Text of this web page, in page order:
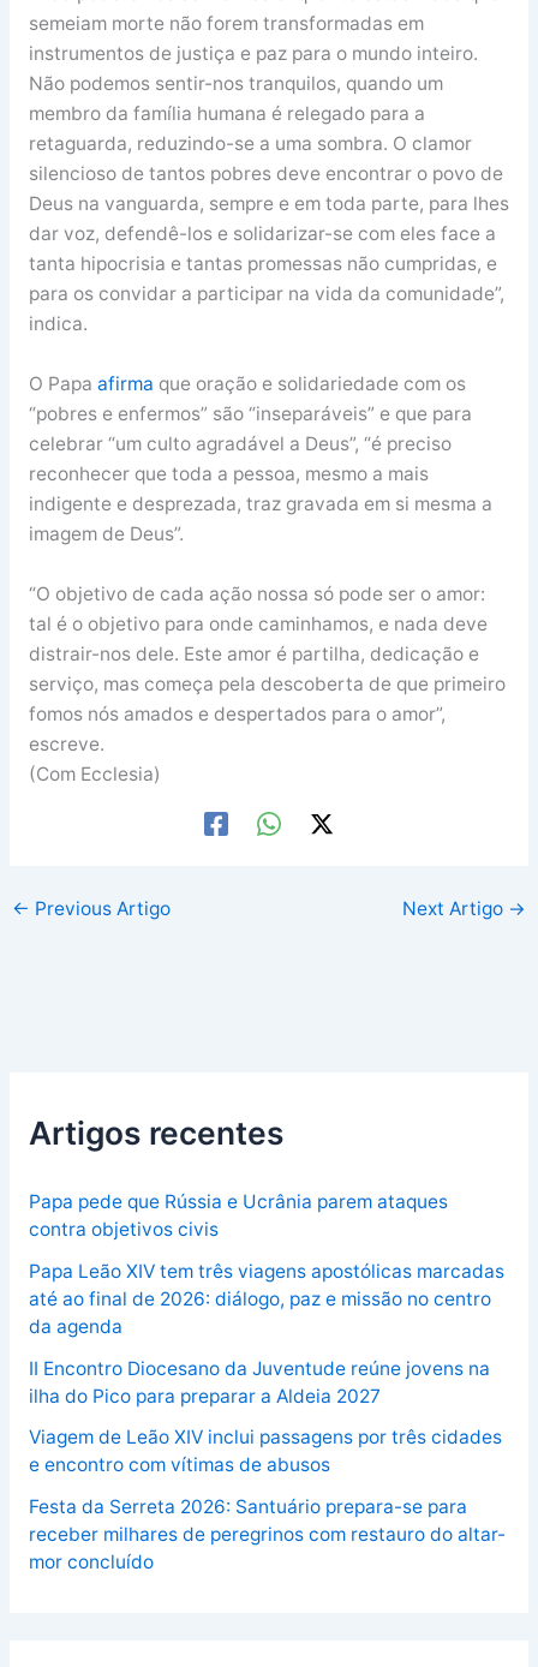
semeiam morte não forem transformadas em
instrumentos de justiça e paz para o mundo inteiro.
Não podemos sentir-nos tranquilos, quando um
membro da família humana é relegado para a
retaguarda, reduzindo-se a uma sombra. O clamor
silencioso de tantos pobres deve encontrar o povo de
Deus na vanguarda, sempre e em toda parte, para lhes
dar voz, defendê-los e solidarizar-se com eles face a
tanta hipocrisia e tantas promessas não cumpridas, e
para os convidar a participar na vida da comunidade”,
indica.
O Papa afirma que oração e solidariedade com os
“pobres e enfermos” são “inseparáveis” e que para
celebrar “um culto agradável a Deus”, “é preciso
reconhecer que toda a pessoa, mesmo a mais
indigente e desprezada, traz gravada em si mesma a
imagem de Deus”.
“O objetivo de cada ação nossa só pode ser o amor:
tal é o objetivo para onde caminhamos, e nada deve
distrair-nos dele. Este amor é partilha, dedicação e
serviço, mas começa pela descoberta de que primeiro
fomos nós amados e despertados para o amor”,
escreve.
(Com Ecclesia)
← Previous Artigo Next Artigo →
Artigos recentes
Papa pede que Rússia e Ucrânia parem ataques
contra objetivos civis
Papa Leão XIV tem três viagens apostólicas marcadas
até ao final de 2026: diálogo, paz e missão no centro
da agenda
II Encontro Diocesano da Juventude reúne jovens na
ilha do Pico para preparar a Aldeia 2027
Viagem de Leão XIV inclui passagens por três cidades
e encontro com vítimas de abusos
Festa da Serreta 2026: Santuário prepara-se para
receber milhares de peregrinos com restauro do altar-
mor concluído